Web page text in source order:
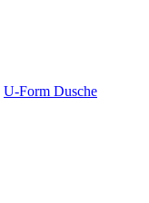
U-Form Dusche